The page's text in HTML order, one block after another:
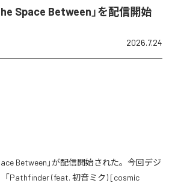
Space Between」を配信開始
2026.7.24
Between」が配信開始された。今回デジ
「Pathfinder (feat. 初音ミク) [cosmic